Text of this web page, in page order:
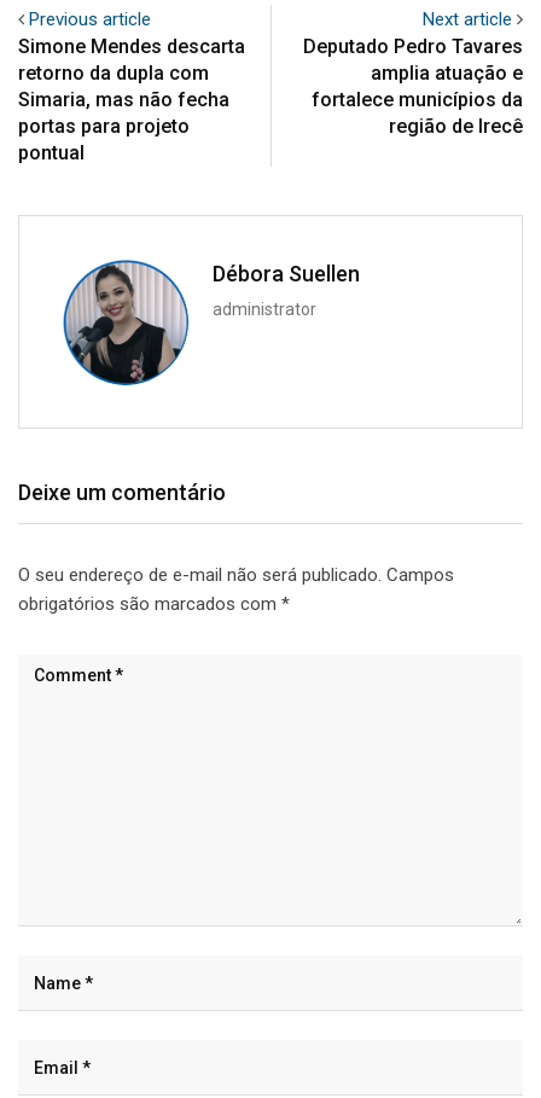
Previous article
Simone Mendes descarta
retorno da dupla com
Simaria, mas não fecha
portas para projeto
pontual
Next article
Deputado Pedro Tavares
amplia atuação e
fortalece municípios da
região de Irecê
Débora Suellen
administrator
Deixe um comentário
O seu endereço de e-mail não será publicado. Campos
obrigatórios são marcados com *